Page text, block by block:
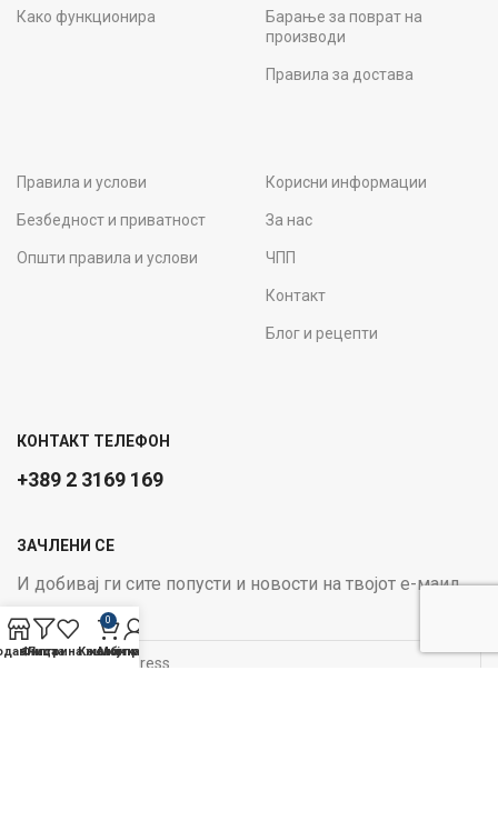
Како функционира
Барање за поврат на
производи
Правила за достава
Правила и услови
Безбедност и приватност
Општи правила и услови
Корисни информации
За нас
ЧПП
Контакт
Блог и рецепти
КОНТАКТ ТЕЛЕФОН
+389 2 3169 169
ЗАЧЛЕНИ СЕ
И добивај ги сите попусти и новости на твојот е-маил
Email address:
Филтри
Листа на желби
0
Кошничка
Мој профил